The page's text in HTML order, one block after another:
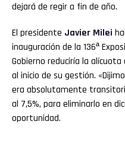
dejará de regir a fin de año.
El presidente Javier Milei
inauguración de la 136ª
Gobierno reduciría la
al inicio de su gestión.
era absolutamente
al 7,5%, para eliminarlo en
oportunidad.